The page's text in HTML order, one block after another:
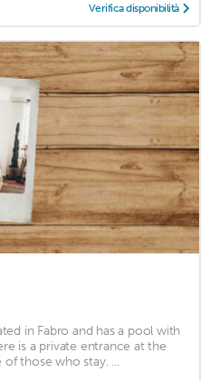
Verifica disponibilità
in Fabro and has a pool with
is a private entrance at the
those who stay. ...